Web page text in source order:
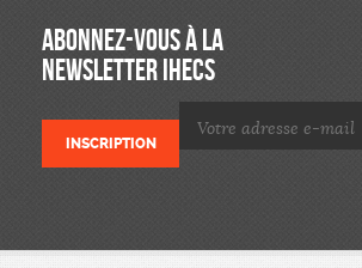
ABONNEZ-VOUS À LA
NEWSLETTER IHECS